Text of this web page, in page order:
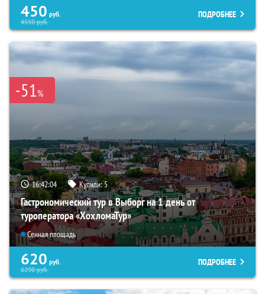
450 руб.
4550руб.
ПОДРОБНЕЕ
-51%
16:42:03 Купили:5
Гастрономический тур в Выборг на 1 день от
туроператора «ХохломаТур»
Сенная площадь
620 руб.
6290руб.
ПОДРОБНЕЕ